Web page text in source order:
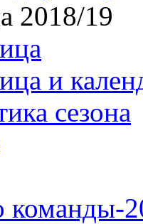
2018/19
и
сезона
команды-